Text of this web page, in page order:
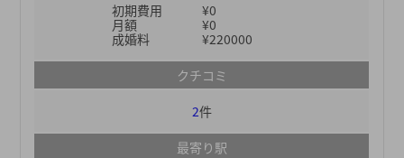
初期費用
¥0
月額
¥0
成婚料
¥220000
クチコミ
2件
最寄り駅